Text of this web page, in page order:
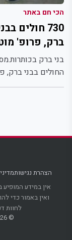
הכי חם באתר
730 חולים
ברק, פרופ'
החולים בבני ברק,
הצהרת נגישות
אין במידע המופיע
ואין באמור כדי
לחוות
© 2026 כל הזכויות שמורות לחדשות היום